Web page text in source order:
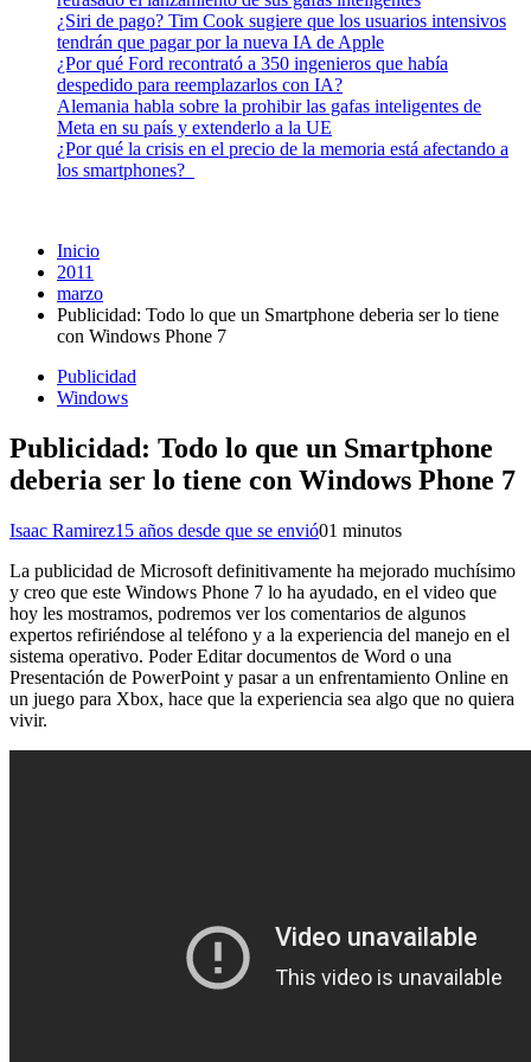
¿Siri de pago? Tim Cook sugiere que los usuarios intensivos
tendrán que pagar por la nueva IA de Apple
¿Por qué Ford recontrató a 350 ingenieros que había
despedido para reemplazarlos con IA?
Alemania habla sobre la prohibir las gafas inteligentes de
Meta en su país y extenderlo a la UE
¿Por qué la crisis en el precio de la memoria está afectando a
los smartphones?
Inicio
2011
marzo
Publicidad: Todo lo que un Smartphone deberia ser lo tiene
con Windows Phone 7
Publicidad
Windows
Publicidad: Todo lo que un Smartphone
deberia ser lo tiene con Windows Phone 7
Isaac Ramirez15 años desde que se envió01 minutos
La publicidad de Microsoft definitivamente ha mejorado muchísimo
y creo que este Windows Phone 7 lo ha ayudado, en el video que
hoy les mostramos, podremos ver los comentarios de algunos
expertos refiriéndose al teléfono y a la experiencia del manejo en el
sistema operativo. Poder Editar documentos de Word o una
Presentación de PowerPoint y pasar a un enfrentamiento Online en
un juego para Xbox, hace que la experiencia sea algo que no quiera
vivir.